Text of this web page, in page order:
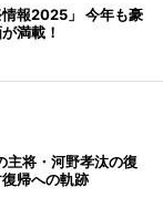
報2025」 今年も豪
満載！
主将・河野孝汰の復
帰への軌跡